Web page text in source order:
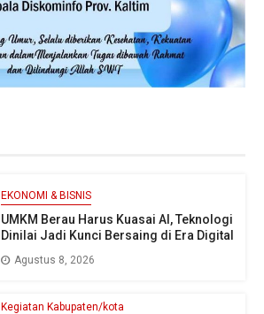
EKONOMI & BISNIS
UMKM Berau Harus Kuasai AI, Teknologi
Dinilai Jadi Kunci Bersaing di Era Digital
Agustus 8, 2026
Kegiatan Kabupaten/kota